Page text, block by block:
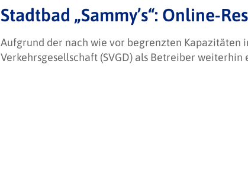
Stadtbad „Sammy’s“: Online-
Aufgrund der nach wie vor begrenzten Kapazitäten
Verkehrsgesellschaft (SVGD) als Betreiber